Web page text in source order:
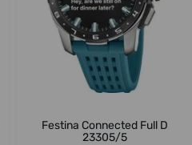
Festina Connected Full D
23305/5